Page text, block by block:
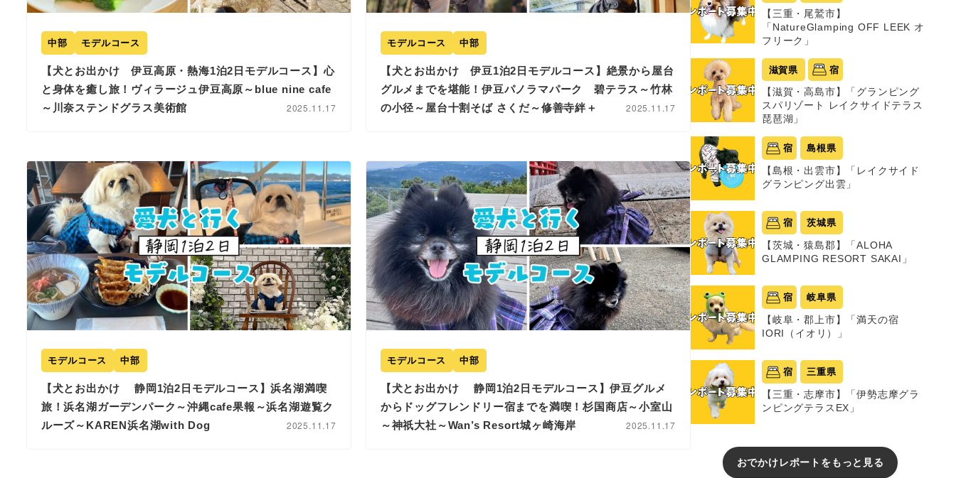
中部 モデルコース
【犬とお出かけ 伊豆高原・熱海1泊2日モデルコース】心
と身体を癒し旅！ヴィラージュ伊豆高原～blue nine cafe
～川奈ステンドグラス美術館
2025.11.17
モデルコース 中部
【犬とお出かけ 伊豆1泊2日モデルコース】絶景から屋台
グルメまでを堪能！伊豆パノラマパーク 碧テラス～竹林
の小径～屋台十割そば さくだ～修善寺絆＋
2025.11.17
モデルコース 中部
【犬とお出かけ 静岡1泊2日モデルコース】浜名湖満喫
旅！浜名湖ガーデンパーク～沖縄cafe果報～浜名湖遊覧ク
ルーズ～KAREN浜名湖with Dog
2025.11.17
モデルコース 中部
【犬とお出かけ 静岡1泊2日モデルコース】伊豆グルメ
からドッグフレンドリー宿までを満喫！杉国商店～小室山
～神祇大社～Wan’s Resort城ヶ崎海岸
2025.11.17
【三重・尾鷲市】
「NatureGlamping OFF LEEK オ
フリーク」
滋賀県 宿
【滋賀・高島市】「グランピング
スパリゾート レイクサイドテラス
琵琶湖」
宿 島根県
【島根・出雲市】「レイクサイド
グランピング出雲」
宿 茨城県
【茨城・猿島郡】「ALOHA
GLAMPING RESORT SAKAI」
宿 岐阜県
【岐阜・郡上市】「満天の宿
IORI（イオリ）」
宿 三重県
【三重・志摩市】「伊勢志摩グラ
ンピングテラスEX」
おでかけレポートをもっと見る